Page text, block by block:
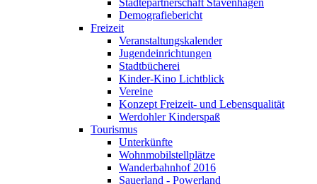
Städtepartnerschaft Stavenhagen
Demografiebericht
Freizeit
Veranstaltungskalender
Jugendeinrichtungen
Stadtbücherei
Kinder-Kino Lichtblick
Vereine
Konzept Freizeit- und Lebensqualität
Werdohler Kinderspaß
Tourismus
Unterkünfte
Wohnmobilstellplätze
Wanderbahnhof 2016
Sauerland - Powerland